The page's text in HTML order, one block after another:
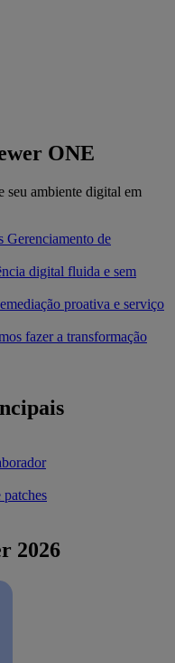
ONE
seu ambiente digital em
Gerenciamento de
digital fluida e sem
proativa e serviço
fazer a transformação
2026